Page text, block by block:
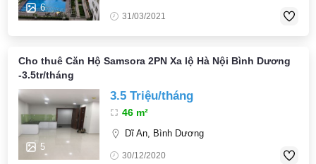
6
31/03/2021
Cho thuê Căn Hộ Samsora 2PN Xa lộ Hà Nội Bình Dương
-3.5tr/tháng
5
3.5 Triệu/tháng
46 m²
Dĩ An, Bình Dương
30/12/2020